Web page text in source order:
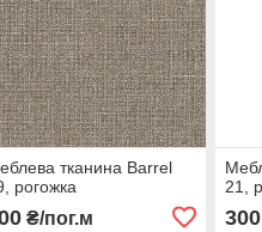
тканина Barrel
рогожка
₴/пог.м
21,
300